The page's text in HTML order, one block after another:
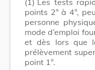
points 2° à 4°,
personne
mode d’emploi
et dès lors que
prélèvement
point 1°.